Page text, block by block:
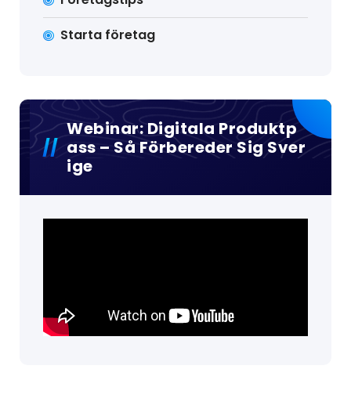
Starta företag
Webinar: Digitala Produktp
Ass – Så Förbereder Sig Sver
Ige